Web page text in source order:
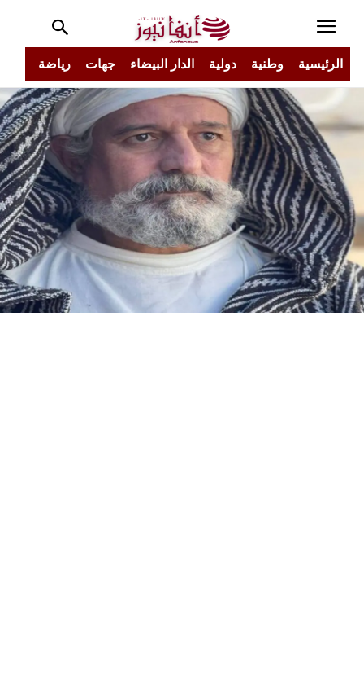
الرئيسية وطنية دولية الدار البيضاء جهات رياضة